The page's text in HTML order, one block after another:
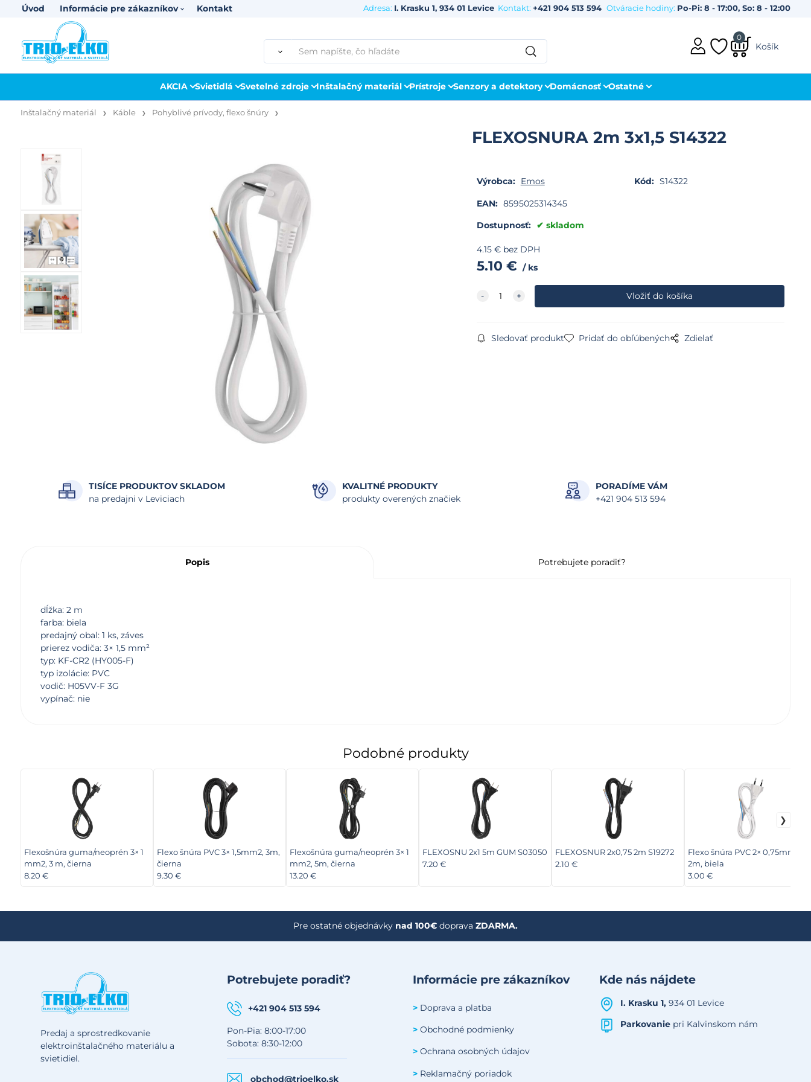
Úvod Informácie pre zákazníkov Kontakt Adresa: I. Krasku 1, 934 01 Levice Kontakt:+421 904 513 594Otváracie hodiny: Po-Pi: 8 - 17:00, So: 8 - 12:00
0
Košík
AKCIA Svietidlá Svetelné zdroje Inštalačný materiál Prístroje Senzory a detektory Domácnosť Ostatné
Inštalačný materiál Káble Pohyblivé prívody, flexo šnúry
FLEXOSNURA 2m 3x1,5 S14322
Výrobca: Emos Kód: S14322
EAN: 8595025314345
Dostupnosť:
skladom
4.15€ bez DPH
5.10 € ks
Sledovať produkt Pridať do obľúbených Zdielať
TISÍCE PRODUKTOV SKLADOM
na predajni v Leviciach
KVALITNÉ PRODUKTY
produkty overených značiek
PORADÍME VÁM
+421 904 513 594
Popis Potrebujete poradiť?
dĺžka: 2 m
farba: biela
predajný obal: 1 ks, záves
prierez vodiča: 3× 1,5 mm²
typ: KF-CR2 (HY005-F)
typ izolácie: PVC
vodič: H05VV-F 3G
vypínač: nie
Podobné produkty
Flexošnúra guma/neoprén 3× 1
mm2, 3 m, čierna
8.20 €
Flexo šnúra PVC 3× 1,5mm2, 3m,
čierna
9.30 €
Flexošnúra guma/neoprén 3× 1
mm2, 5m, čierna
13.20 €
FLEXOSNU 2x1 5m GUM S03050
7.20 €
FLEXOSNUR 2x0,75 2m S19272
2.10 €
Flexo šnúra PVC 2× 0,75mm2,
2m, biela
3.00 €
Pre ostatné objednávky nad 100€ doprava ZDARMA.
Predaj a sprostredkovanie
elektroinštalačného materiálu a
svietidiel.
Potrebujete poradiť?
+421 904 513 594
Pon-Pia: 8:00-17:00
Sobota: 8:30-12:00
obchod@trioelko.sk
Informácie pre zákazníkov
> Doprava a platba
> Obchodné podmienky
> Ochrana osobných údajov
> Reklamačný poriadok
Kde nás nájdete
I. Krasku 1, 934 01 Levice
Parkovanie pri Kalvinskom nám